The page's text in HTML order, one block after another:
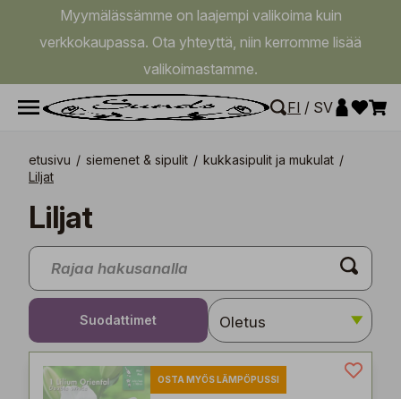
Myymälässämme on laajempi valikoima kuin
verkkokaupassa. Ota yhteyttä, niin kerromme lisää
valikoimastamme.
FI / SV
etusivu / siemenet & sipulit / kukkasipulit ja mukulat /
Liljat
Liljat
Suodattimet
OSTA MYÖS LÄMPÖPUSSI